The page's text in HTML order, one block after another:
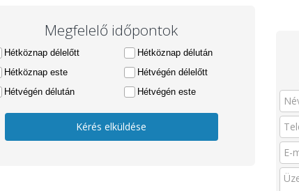
Megfelelő időpontok
Hétköznap délelőtt
Hétköznap délután
Hétköznap este
Hétvégén délelőtt
Hétvégén délután
Hétvégén este
Kérés elküldése